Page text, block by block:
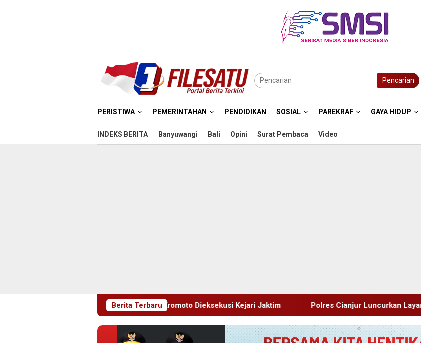
Pencarian
PERISTIWA PEMERINTAHAN PENDIDIKAN SOSIAL PAREKRAF GAYA HIDUP
INDEKS BERITA Banyuwangi Bali Opini Surat Pembaca Video
Berita Terbaru
UU Merek, Chalas Kromoto Dieksekusi Kejari Jaktim Polres Cianjur Luncurkan Layanan Air Bersih Gratis